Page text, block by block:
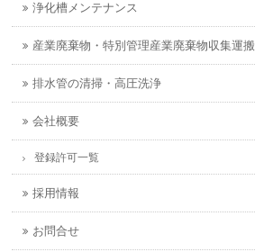
浄化槽メンテナンス
産業廃棄物・特別管理産業廃棄物収集運搬
排水管の清掃・高圧洗浄
会社概要
登録許可一覧
採用情報
お問合せ